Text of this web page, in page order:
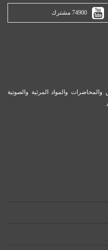
74900 مشترك
والمواد المرئية والصوتية